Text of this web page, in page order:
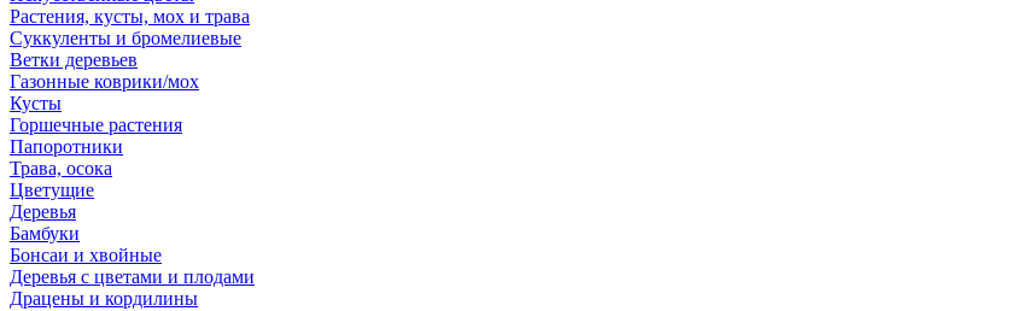
Растения, кусты, мох и трава
Суккуленты и бромелиевые
Ветки деревьев
Газонные коврики/мох
Кусты
Горшечные растения
Папоротники
Трава, осока
Цветущие
Деревья
Бамбуки
Бонсаи и хвойные
Деревья с цветами и плодами
Драцены и кордилины